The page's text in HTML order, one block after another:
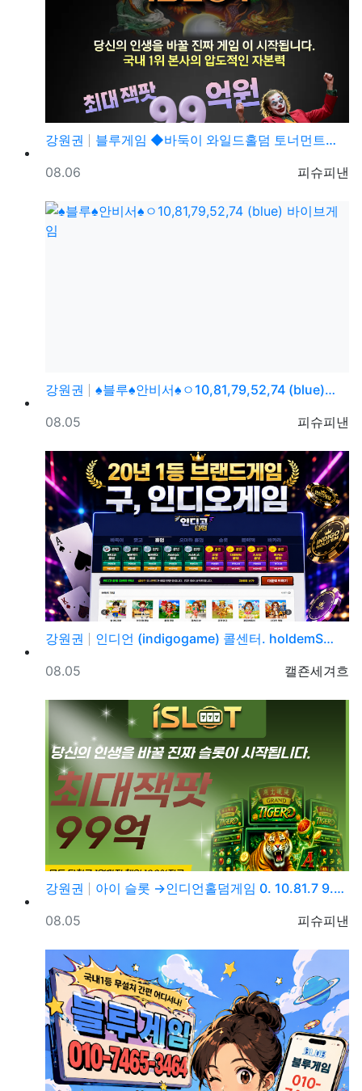
강원권
블루게임 ◆바둑이 와일드홀덤 토너먼트◆ pshotgam…
등록자
피슈피낸
등록일
08.06
강원권
♠블루♠안비서♠ㅇ10,81,79,52,74 (blue)…
등록자
피슈피낸
등록일
08.05
강원권
인디언 (indigogame) 콜센터. holdemS…
등록자
캘죤세겨흐
등록일
08.05
강원권
아이 슬롯 →인디언홀덤게임 0. 10.81.7 9.→5…
등록자
피슈피낸
등록일
08.05